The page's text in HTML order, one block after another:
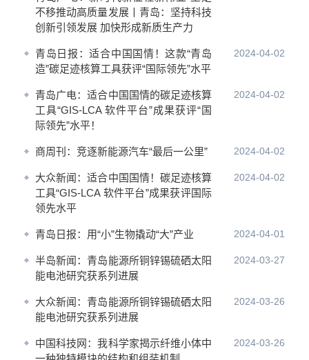
不移推动高质量发展丨青岛：坚持科技
创新引领发展 加快形成新质生产力
青岛日报：适合中国国情！这款“青岛
造”碳足迹核算工具获评“国际领先”水平
2024-04-02
青岛广电：适合中国国情的碳足迹核算
工具“GIS-LCA 软件平台”成果获评“国
际领先”水平！
2024-04-02
商周刊：竞逐新能源汽车“最后一公里” 2024-04-02
大众新闻：适合中国国情！碳足迹核算
工具“GIS-LCA 软件平台”成果获评国际
领先水平
2024-04-02
青岛日报：用“小”生物撬动“大”产业 2024-04-01
半岛新闻：青岛能源所铜锌锡硫硒太阳
能电池研究获系列进展
2024-03-27
大众新闻：青岛能源所铜锌锡硫硒太阳
能电池研究获系列进展
2024-03-26
中国科技网：我科学家揭示纤维小体中
2024-03-26